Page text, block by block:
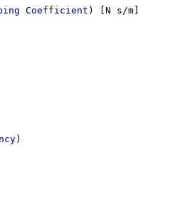
Coefficient) [N s/m]
)